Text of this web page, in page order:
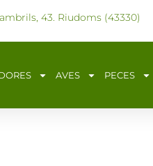
43. Riudoms (43330)
AVES PECES